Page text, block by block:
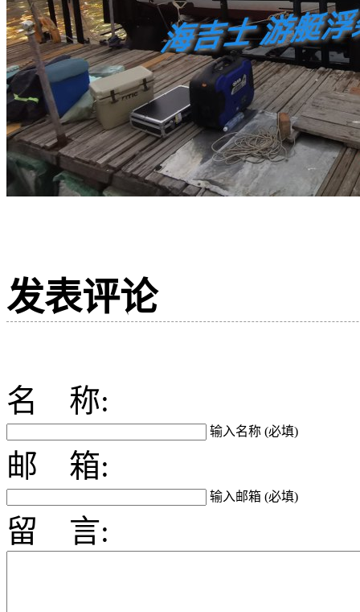
发表评论
名 称:
输入名称 (必填)
邮 箱:
输入邮箱 (必填)
留 言: